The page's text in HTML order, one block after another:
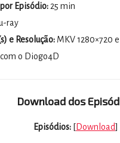
Episódio: 25 min
ray
e Resolução: MKV 1280×720
o Diogo4D
Download dos
Episódios: [Download]